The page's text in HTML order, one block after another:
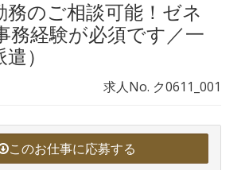
務のご相談可能！ゼネ
務経験が必須です／一
）
求人No. ク0611_001
このお仕事に応募する